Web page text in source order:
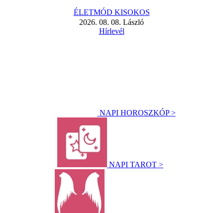
ÉLETMÓD KISOKOS
2026. 08. 08. László
Hírlevél
NAPI HOROSZKÓP >
NAPI TAROT >